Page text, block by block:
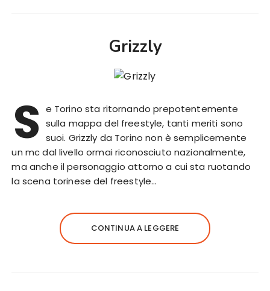
Grizzly
S e Torino sta ritornando prepotentemente
sulla mappa del freestyle, tanti meriti sono
suoi. Grizzly da Torino non è semplicemente
un mc dal livello ormai riconosciuto nazionalmente,
ma anche il personaggio attorno a cui sta ruotando
la scena torinese del freestyle…
CONTINUA A LEGGERE